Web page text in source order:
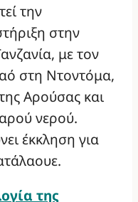
την
στην
με τον
στη Ντοντόμα,
Αρούσας και
νερού.
έκκληση για
της